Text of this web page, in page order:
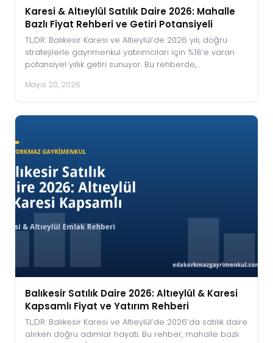
Karesi & Altıeylül Satılık Daire 2026: Mahalle
Bazlı Fiyat Rehberi ve Getiri Potansiyeli
TL;DR: Balıkesir Karesi ve Altıeylül’de 2026 yılı, doğru
stratejilerle gayrimenkul yatırımcıları için %18’e varan
potansiyel yıllık getiri sunuyor. Bu rehberde,…
Mayıs 20, 2026
Balıkesir Satılık Daire 2026: Altıeylül & Karesi
Kapsamlı Fiyat ve Yatırım Rehberi
TL;DR: Balıkesir Karesi ve Altıeylül’de 2026’da satılık daire
alırken doğru adımlar hayati. Bu rehber, mahalle bazlı